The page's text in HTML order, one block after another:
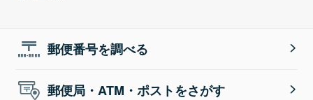
郵便番号を調べる
郵便局・ATM・ポストをさがす